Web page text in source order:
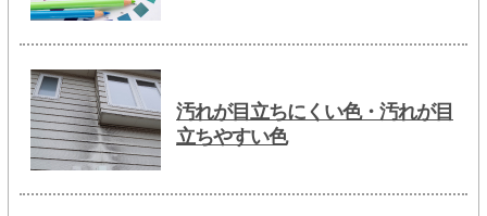
汚れが目立ちにくい色・汚れが目
立ちやすい色